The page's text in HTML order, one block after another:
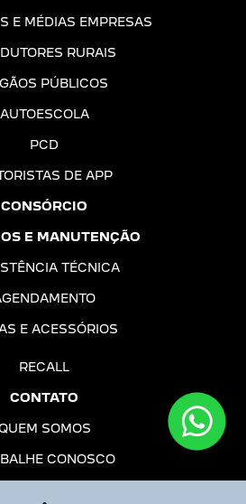
E MÉDIAS EMPRESAS
RURAIS
PÚBLICOS
AUTOESCOLA
PCD
DE APP
CONSÓRCIO
E MANUTENÇÃO
TÉCNICA
E ACESSÓRIOS
RECALL
CONTATO
SOMOS
CONOSCO